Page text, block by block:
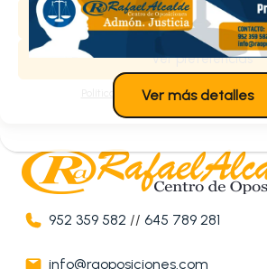
Denegar
Ver preferencias
Política de cookiesPolítica de privacidad
Estoy de acuerdo
952 359 582 //645 789 281
info@raoposiciones.com
Ver más detalles